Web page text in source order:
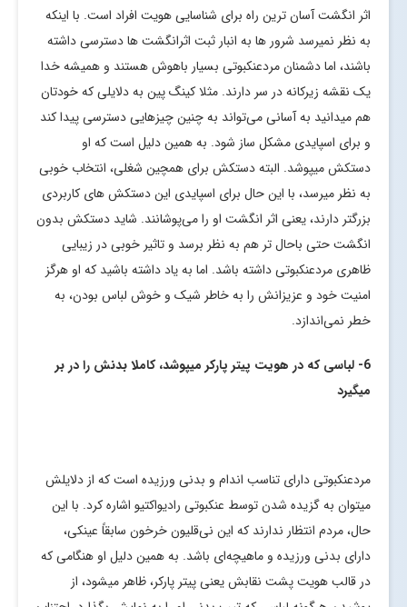
اثر انگشت آسان ترین راه برای شناسایی هویت افراد است. با اینکه
به نظر نمیرسد شرور ها به انبار ثبت اثرانگشت ها دسترسی داشته
باشند، اما دشمنان مردعنکبوتی بسیار باهوش هستند و همیشه خدا
یک نقشه زیرکانه در سر دارند. مثلا کینگ پین به دلایلی که خودتان
هم میدانید به آسانی می‌تواند به چنین چیزهایی دسترسی پیدا کند
و برای اسپایدی مشکل ساز شود. به همین دلیل است که او
دستکش میپوشد. البته دستکش برای همچین شغلی، انتخاب خوبی
به نظر میرسد، با این حال برای اسپایدی این دستکش های کاربردی
بزرگتر دارند، یعنی اثر انگشت او را می‌پوشانند. شاید دستکش بدون
انگشت حتی باحال تر هم به نظر برسد و تاثیر خوبی در زیبایی
ظاهری مردعنکبوتی داشته باشد. اما به یاد داشته باشید که او هرگز
امنیت خود و عزیزانش را به خاطر شیک و خوش لباس بودن، به
خطر نمی‌اندازد.
6- لباسی که در هویت پیتر پارکر میپوشد، کاملا بدنش را در بر
میگیرد
مردعنکبوتی دارای تناسب اندام و بدنی ورزیده است که از دلایلش
میتوان به گزیده شدن توسط عنکبوتی رادیواکتیو اشاره کرد. با این
حال، مردم انتظار ندارند که این نی‌قلیون خرخون سابقاً عینکی،
دارای بدنی ورزیده و ماهیچه‌ای باشد. به همین دلیل او هنگامی که
در قالب هویت پشت نقابش یعنی پیتر پارکر، ظاهر میشود، از